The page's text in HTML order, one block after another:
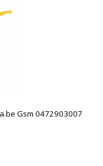
Gsm 0472903007